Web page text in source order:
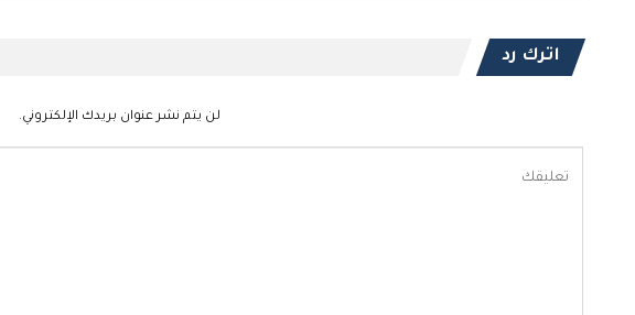
اترك رد
لن يتم نشر عنوان بريدك الإلكتروني.